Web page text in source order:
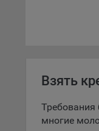
Взять
Требования
многие